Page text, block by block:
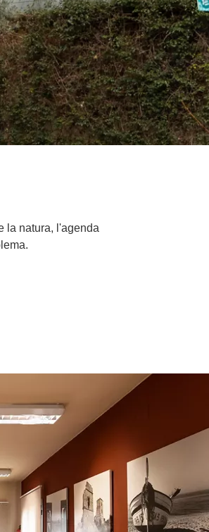
la natura, l'agenda